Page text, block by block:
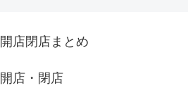
開店閉店まとめ
開店・閉店